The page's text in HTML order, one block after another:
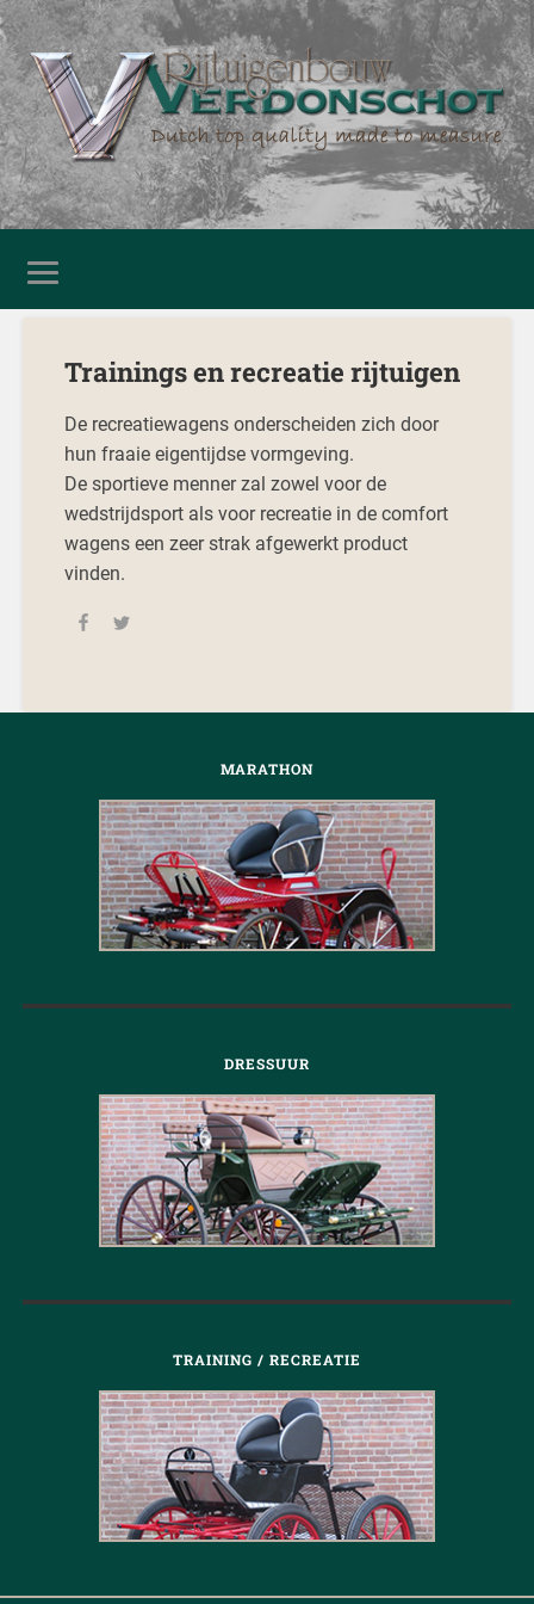
Trainings en recreatie rijtuigen
De recreatiewagens onderscheiden zich door
hun fraaie eigentijdse vormgeving.
De sportieve menner zal zowel voor de
wedstrijdsport als voor recreatie in de comfort
wagens een zeer strak afgewerkt product
vinden.
MARATHON
DRESSUUR
TRAINING / RECREATIE